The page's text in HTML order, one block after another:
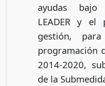
ayudas
LEADER y el
gestión,
programación
2014-2020,
de la